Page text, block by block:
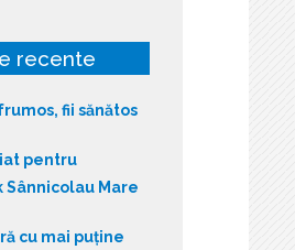
recente
fii sănătos
pentru
Sânnicolau Mare
cu mai puține